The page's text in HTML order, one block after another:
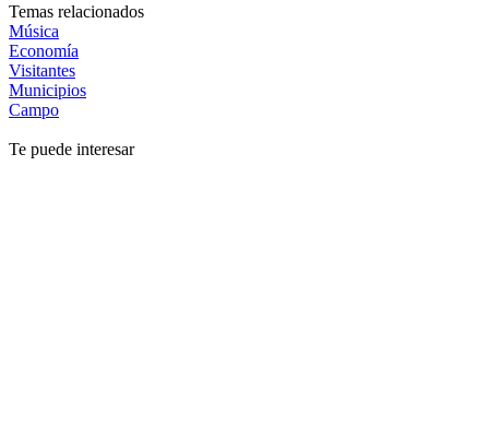
Temas relacionados
Música
Economía
Visitantes
Municipios
Campo
Te puede interesar